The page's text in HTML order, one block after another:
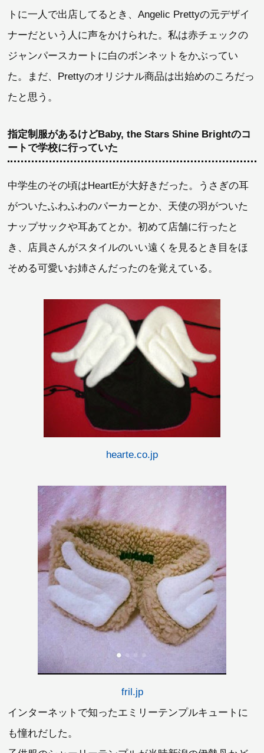
トに一人で出店してるとき、Angelic Prettyの元デザイ
ナーだという人に声をかけられた。私は赤チェックの
ジャンパースカートに白のボンネットをかぶってい
た。まだ、Prettyのオリジナル商品は出始めのころだっ
たと思う。
指定制服があるけどBaby, the Stars Shine Brightのコ
ートで学校に行っていた
中学生のその頃はHeartEが大好きだった。うさぎの耳
がついたふわふわのパーカーとか、天使の羽がついた
ナップサックや耳あてとか。初めて店舗に行ったと
き、店員さんがスタイルのいい遠くを見るとき目をほ
そめる可愛いお姉さんだったのを覚えている。
hearte.co.jp
fril.jp
インターネットで知ったエミリーテンプルキュートに
も憧れだした。